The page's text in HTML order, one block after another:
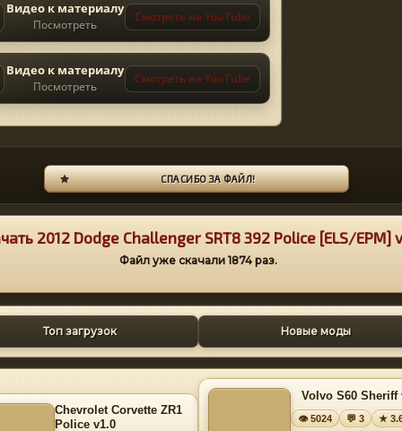
Видео к материалу
Посмотреть
Смотреть на YouTube
Видео к материалу
Посмотреть
Смотреть на YouTube
СПАСИБО ЗА ФАЙЛ!
2012 Dodge Challenger SRT8 392 Police [ELS/EPM]
Файл уже скачали 1874раз.
Топ загрузок Новые моды
Chevrolet Corvette ZR1
Police v1.0
Volvo S60 Sheriff
👁 5024 💬 3
★